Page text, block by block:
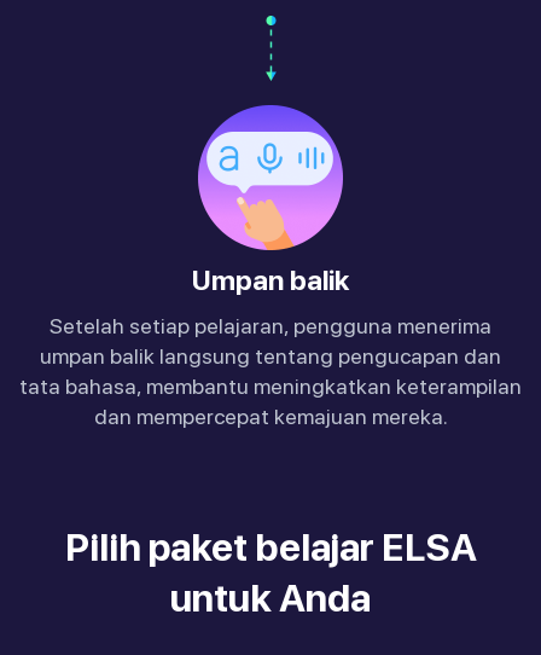
Umpan balik
Setelah setiap pelajaran, pengguna menerima
umpan balik langsung tentang pengucapan dan
tata bahasa, membantu meningkatkan keterampilan
dan mempercepat kemajuan mereka.
Pilih paket belajar ELSA
untuk Anda